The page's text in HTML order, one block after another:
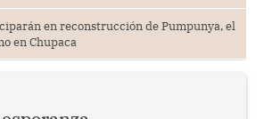
en reconstrucción de Pumpunya, el
en Chupaca